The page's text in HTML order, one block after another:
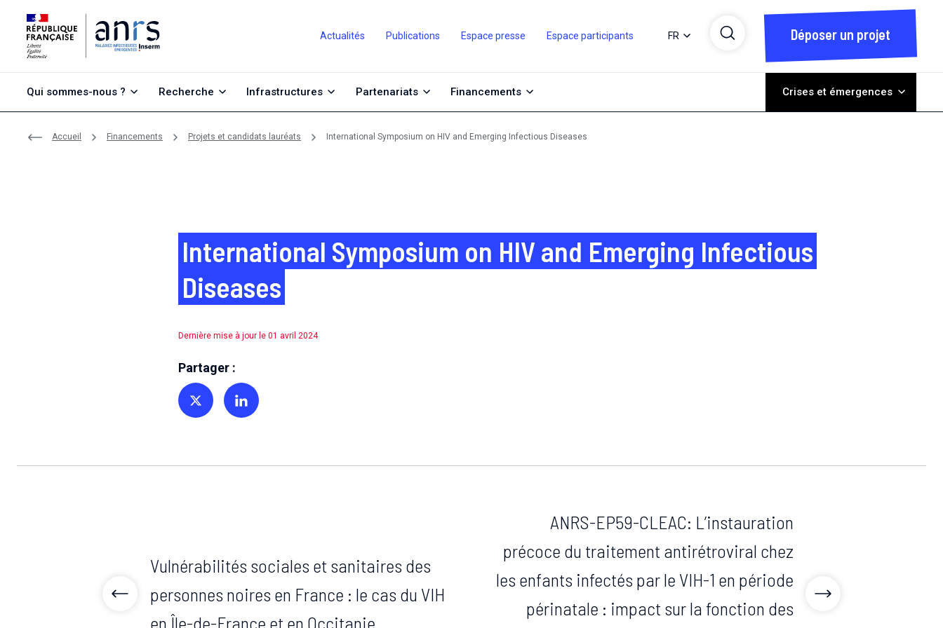
Actualités Publications Espace presse Espace participants FR Déposer un projet
Qui sommes-nous ? Recherche Infrastructures Partenariats Financements Crises et émergences
Accueil Financements Projets et candidats lauréats International Symposium on HIV and Emerging Infectious Diseases
International Symposium on HIV and Emerging Infectious
Diseases
Dernière mise à jour le 01 avril 2024
Partager :
Partager sur TwitterPartager sur Linkedin
Vulnérabilités sociales et sanitaires des
personnes noires en France : le cas du VIH
en Île-de-France et en Occitanie
ANRS-EP59-CLEAC: L’instauration
précoce du traitement antirétroviral chez
les enfants infectés par le VIH-1 en période
périnatale : impact sur la fonction des